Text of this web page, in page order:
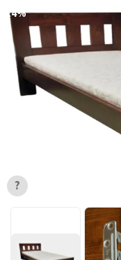
-14%
?